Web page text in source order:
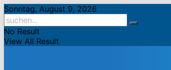
Sonntag, August 9, 2026
No Result
View All Result